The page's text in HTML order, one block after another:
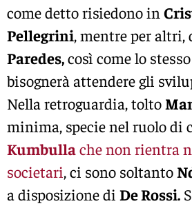
come detto risiedono in
Pellegrini, mentre per altri,
Paredes,così come lo stesso
bisognerà attendere gli
Nella retroguardia, tolto
minima, specie nel ruolo di
Kumbulla che non rientra
societari, ci sono soltanto
a disposizione di De Rossi.